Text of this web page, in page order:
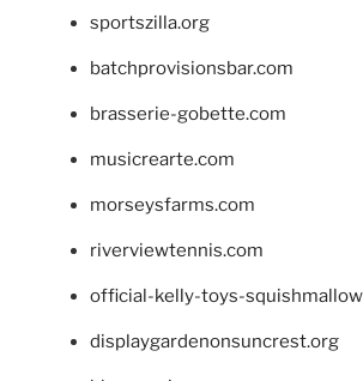
sportszilla.org
batchprovisionsbar.com
brasserie-gobette.com
musicrearte.com
morseysfarms.com
riverviewtennis.com
official-kelly-toys-
displaygardenonsuncrest.org